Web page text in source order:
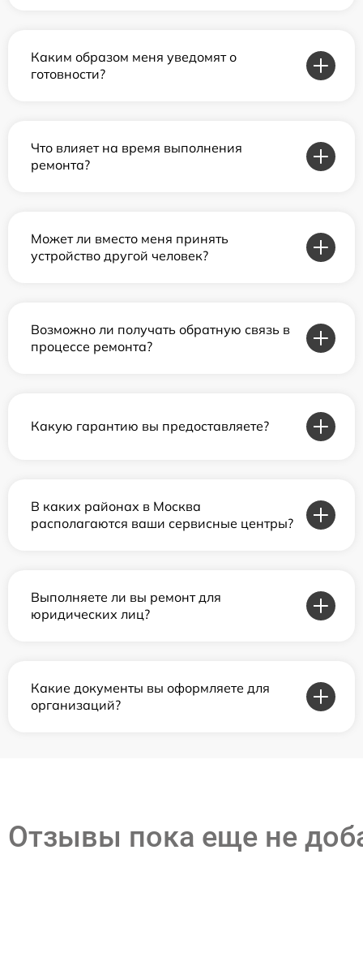
Каким образом меня уведомят о
готовности?
Что влияет на время выполнения
ремонта?
Может ли вместо меня принять
устройство другой человек?
Возможно ли получать обратную связь в
процессе ремонта?
Какую гарантию вы предоставляете?
В каких районах в Москва
располагаются ваши сервисные центры?
Выполняете ли вы ремонт для
юридических лиц?
Какие документы вы оформляете для
организаций?
Отзывы пока еще не